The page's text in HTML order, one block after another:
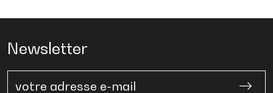
Newsletter